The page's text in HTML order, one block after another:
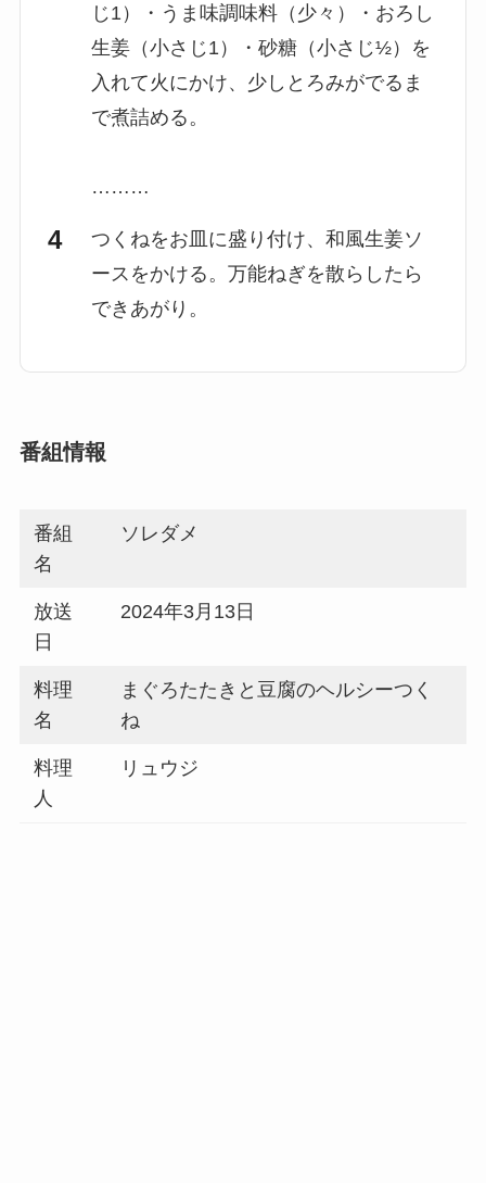
じ1）・うま味調味料（少々）・おろし
生姜（小さじ1）・砂糖（小さじ½）を
入れて火にかけ、少しとろみがでるま
で煮詰める。
………
つくねをお皿に盛り付け、和風生姜ソ
ースをかける。万能ねぎを散らしたら
できあがり。
番組情報
番組
名
ソレダメ
放送
日
2024年3月13日
料理
名
まぐろたたきと豆腐のヘルシーつく
ね
料理
人
リュウジ